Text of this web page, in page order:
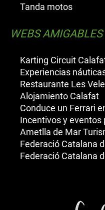
Tanda motos
WEBS AMIGABLES
Karting Circuit
Experiencias
Restaurante Les
Alojamiento Calafat
Conduce un Ferrari
Incentivos y eventos
Ametlla de Mar
Federació Catalana
Federació Catalana